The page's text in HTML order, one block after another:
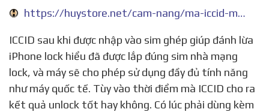
https://huystore.net/cam-nang/ma-iccid-moi-cap-nhat-moi-ngay-395
ICCID sau khi được nhập vào sim ghép giúp đánh lừa
iPhone lock hiểu đã được lắp đúng sim nhà mạng
lock, và máy sẽ cho phép sử dụng đầy đủ tính năng
như máy quốc tế. Tùy vào thời điểm mà ICCID cho ra
kết quả unlock tốt hay không. Có lúc phải dùng kèm